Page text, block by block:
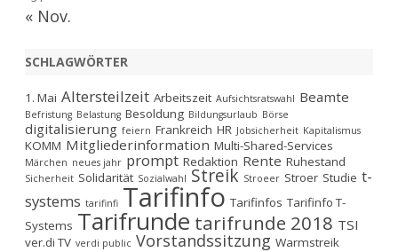
« Nov.
SCHLAGWÖRTER
1. Mai Altersteilzeit Arbeitszeit Aufsichtsratswahl Beamte
Befristung Belastung Besoldung Bildungsurlaub Börse
digitalisierung feiern Frankreich HR Jobsicherheit Kapitalismus
KOMM Mitgliederinformation Multi-Shared-Services
Märchen neues jahr prompt Redaktion Rente Ruhestand
Sicherheit Solidarität Sozialwahl Streik Stroeer Stroer Studie t-
systems tarifinfi Tarifinfo Tarifinfos Tarifinfo T-
Systems Tarifrunde tarifrunde 2018 TSI
ver.di TV verdi public Vorstandssitzung Warmstreik